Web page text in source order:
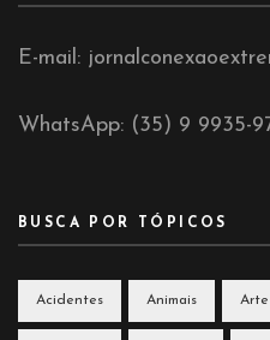
E-mail:
WhatsApp: (35) 9 9935-
BUSCA POR TÓPICOS
Acidentes Animais Arte